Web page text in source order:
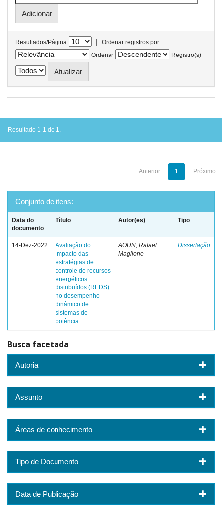
Resultados/Página |
Ordenar registros por
Ordenar
Registro(s)
Resultado 1-1 de 1.
Anterior 1 Próximo
Conjunto de itens:
Data do
documento
Título Autor(es) Tipo
14-Dez-2022
Avaliação do
impacto das
estratégias de
controle de recursos
energéticos
distribuídos (REDS)
no desempenho
dinâmico de
sistemas de
potência
AOUN, Rafael
Maglione
Dissertação
Busca facetada
Autoria
Assunto
Áreas de conhecimento
Tipo de Documento
Data de Publicação